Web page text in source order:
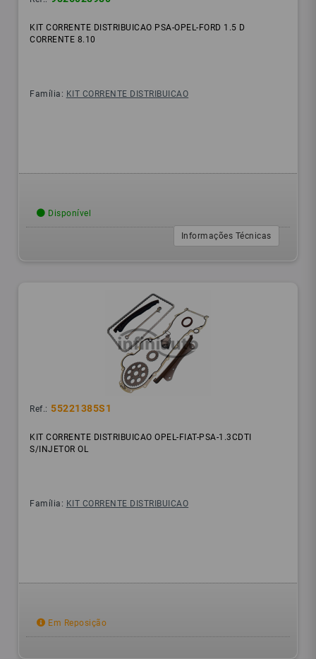
KIT CORRENTE DISTRIBUICAO PSA-OPEL-FORD 1.5 D
CORRENTE 8.10
Família: KIT CORRENTE DISTRIBUICAO
Disponível
Informações Técnicas
Ref.: 55221385S1
KIT CORRENTE DISTRIBUICAO OPEL-FIAT-PSA-1.3CDTI
S/INJETOR OL
Família: KIT CORRENTE DISTRIBUICAO
Em Reposição